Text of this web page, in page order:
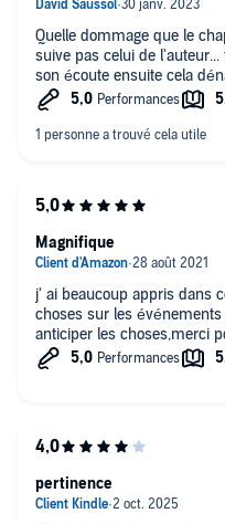
Chapitre 15 : La courbe
intellectuelle ;
Chapitre 16 :
Chapitre 17 : Les fous
QUATRIÈME PARTIE : Fin
Cygne Noir ;
Remerciements.
©2020 Audiolib (P)2020
Quelle dommage que le
suive pas celui de
son écoute ensuite cela
j' ai beaucoup appris dans ce livre dont la manière de voir les
choses sur les événements qui peuvent venir et comment
Magnifique
pertinence